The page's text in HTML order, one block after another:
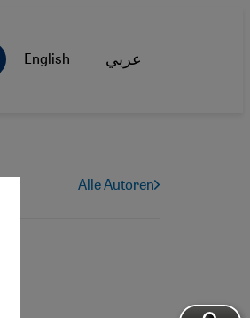
English عربي
Alle Autoren